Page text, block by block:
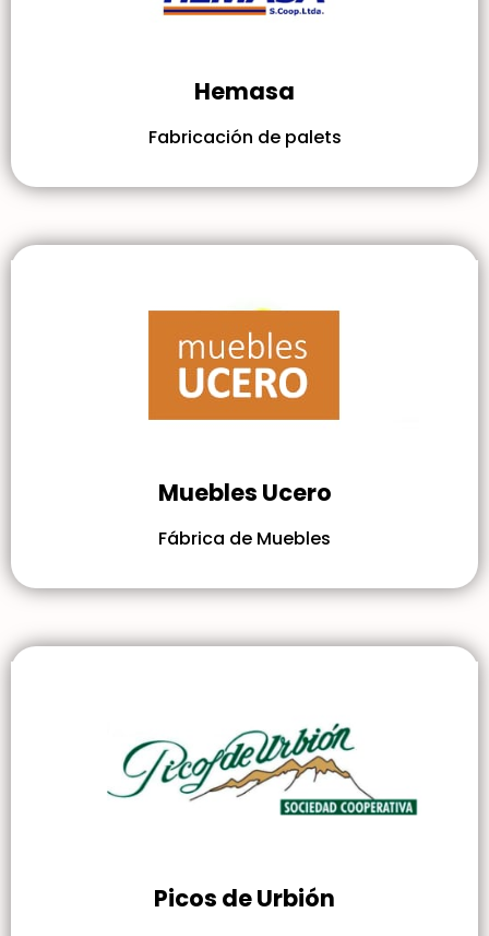
Hemasa
Fabricación de palets
Muebles Ucero
Fábrica de Muebles
Picos de Urbión